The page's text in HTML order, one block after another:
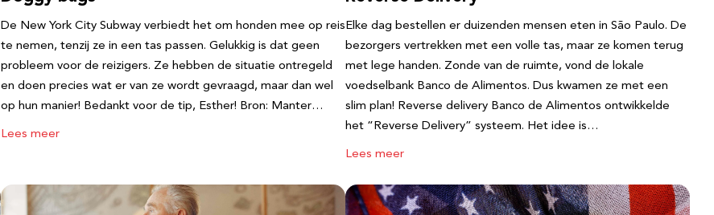
De New York City Subway verbiedt het om honden mee op reis
te nemen, tenzij ze in een tas passen. Gelukkig is dat geen
probleem voor de reizigers. Ze hebben de situatie ontregeld
en doen precies wat er van ze wordt gevraagd, maar dan wel
op hun manier! Bedankt voor de tip, Esther! Bron: Manter…
Lees meer
Elke dag bestellen er duizenden mensen eten in São Paulo. De
bezorgers vertrekken met een volle tas, maar ze komen terug
met lege handen. Zonde van de ruimte, vond de lokale
voedselbank Banco de Alimentos. Dus kwamen ze met een
slim plan! Reverse delivery Banco de Alimentos ontwikkelde
het “Reverse Delivery” systeem. Het idee is…
Lees meer